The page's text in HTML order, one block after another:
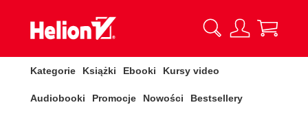
Kategorie Książki Ebooki Kursy video
Audiobooki Promocje Nowości Bestsellery